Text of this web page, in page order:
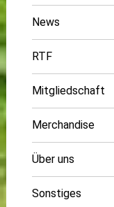
News
RTF
Mitgliedschaft
Merchandise
Über uns
Sonstiges